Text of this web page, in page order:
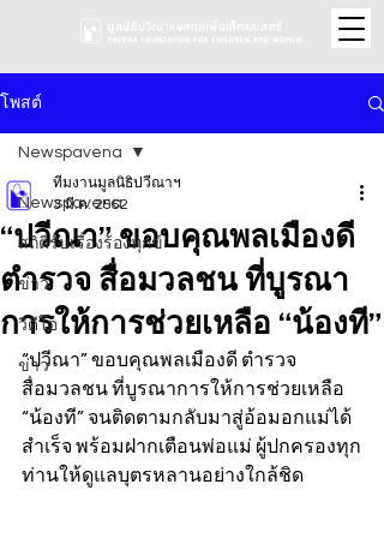
โพสต์
Newspavena
สถิติรับเรื่องร้องทุกข์
ข่าว
วิดีโอ
ข่าว
Newspavena
“ปวีณา” ขอบคุณพลเมืองดี
ตำรวจ สื่อมวลชน ที่บูรณา
การให้การช่วยเหลือ “น้องที”
ทีมงานมูลนิธิปวีณาฯ
3 มี.ค. 2562
“ปวีณา” ขอบคุณพลเมืองดี ตำรวจ
สื่อมวลชน ที่บูรณาการให้การช่วยเหลือ
“น้องที” จนติดตามกลับมาสู่อ้อมอกแม่ได้
สำเร็จ พร้อมฝากเตือนพ่อแม่ ผู้ปกครองทุก
ท่านให้ดูแลบุตรหลานอย่างใกล้ชิด